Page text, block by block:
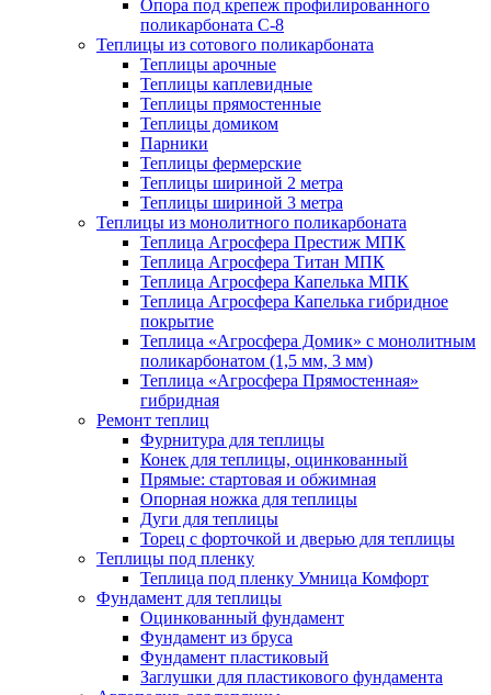
Опора под крепеж профилированного
поликарбоната С-8
Теплицы из сотового поликарбоната
Теплицы арочные
Теплицы каплевидные
Теплицы прямостенные
Теплицы домиком
Парники
Теплицы фермерские
Теплицы шириной 2 метра
Теплицы шириной 3 метра
Теплицы из монолитного поликарбоната
Теплица Агросфера Престиж МПК
Теплица Агросфера Титан МПК
Теплица Агросфера Капелька МПК
Теплица Агросфера Капелька гибридное
покрытие
Теплица «Агросфера Домик» с монолитным
поликарбонатом (1,5 мм, 3 мм)
Теплица «Агросфера Прямостенная»
гибридная
Ремонт теплиц
Фурнитура для теплицы
Конек для теплицы, оцинкованный
Прямые: стартовая и обжимная
Опорная ножка для теплицы
Дуги для теплицы
Торец с форточкой и дверью для теплицы
Теплицы под пленку
Теплица под пленку Умница Комфорт
Фундамент для теплицы
Оцинкованный фундамент
Фундамент из бруса
Фундамент пластиковый
Заглушки для пластикового фундамента